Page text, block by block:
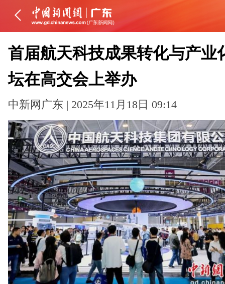
首届航天科技成果转化与产业
坛在高交会上举办
中新网广东 | 2025年11月18日 09:14